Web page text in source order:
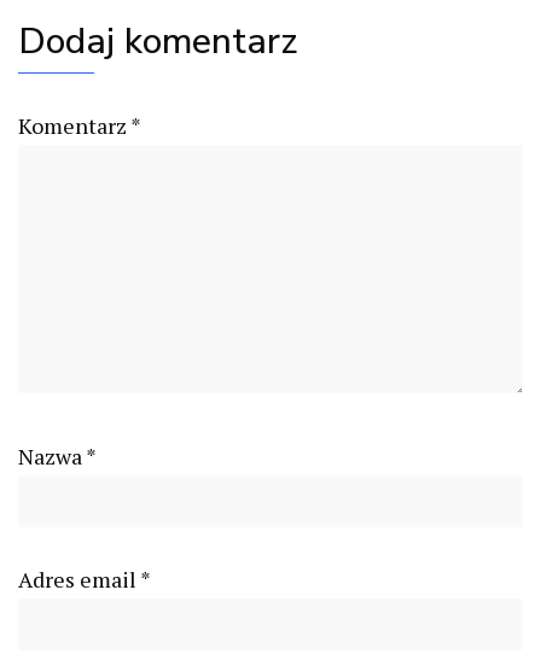
Dodaj komentarz
Komentarz *
Nazwa*
Adres email *